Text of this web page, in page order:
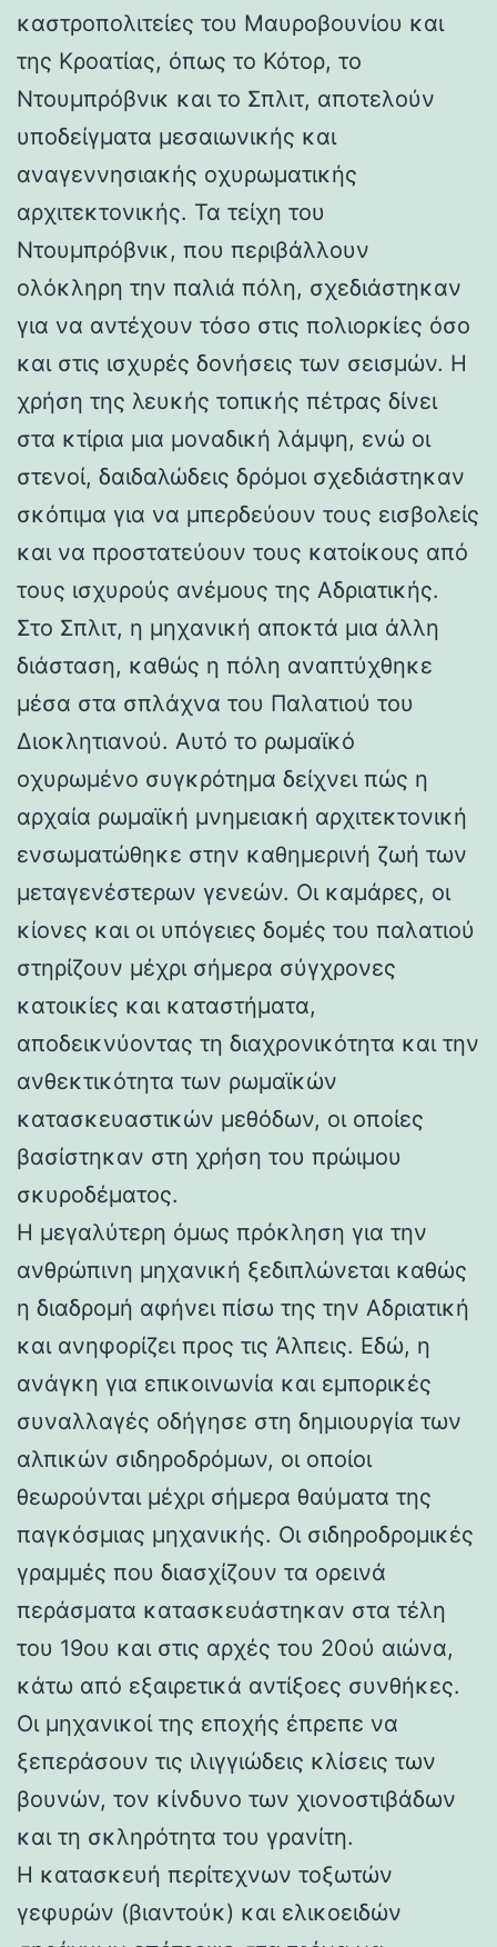
καστροπολιτείες του Μαυροβουνίου και
της Κροατίας, όπως το Κότορ, το
Ντουμπρόβνικ και το Σπλιτ, αποτελούν
υποδείγματα μεσαιωνικής και
αναγεννησιακής οχυρωματικής
αρχιτεκτονικής. Τα τείχη του
Ντουμπρόβνικ, που περιβάλλουν
ολόκληρη την παλιά πόλη, σχεδιάστηκαν
για να αντέχουν τόσο στις πολιορκίες όσο
και στις ισχυρές δονήσεις των σεισμών. Η
χρήση της λευκής τοπικής πέτρας δίνει
στα κτίρια μια μοναδική λάμψη, ενώ οι
στενοί, δαιδαλώδεις δρόμοι σχεδιάστηκαν
σκόπιμα για να μπερδεύουν τους εισβολείς
και να προστατεύουν τους κατοίκους από
τους ισχυρούς ανέμους της Αδριατικής.
Στο Σπλιτ, η μηχανική αποκτά μια άλλη
διάσταση, καθώς η πόλη αναπτύχθηκε
μέσα στα σπλάχνα του Παλατιού του
Διοκλητιανού. Αυτό το ρωμαϊκό
οχυρωμένο συγκρότημα δείχνει πώς η
αρχαία ρωμαϊκή μνημειακή αρχιτεκτονική
ενσωματώθηκε στην καθημερινή ζωή των
μεταγενέστερων γενεών. Οι καμάρες, οι
κίονες και οι υπόγειες δομές του παλατιού
στηρίζουν μέχρι σήμερα σύγχρονες
κατοικίες και καταστήματα,
αποδεικνύοντας τη διαχρονικότητα και την
ανθεκτικότητα των ρωμαϊκών
κατασκευαστικών μεθόδων, οι οποίες
βασίστηκαν στη χρήση του πρώιμου
σκυροδέματος.
Η μεγαλύτερη όμως πρόκληση για την
ανθρώπινη μηχανική ξεδιπλώνεται καθώς
η διαδρομή αφήνει πίσω της την Αδριατική
και ανηφορίζει προς τις Άλπεις. Εδώ, η
ανάγκη για επικοινωνία και εμπορικές
συναλλαγές οδήγησε στη δημιουργία των
αλπικών σιδηροδρόμων, οι οποίοι
θεωρούνται μέχρι σήμερα θαύματα της
παγκόσμιας μηχανικής. Οι σιδηροδρομικές
γραμμές που διασχίζουν τα ορεινά
περάσματα κατασκευάστηκαν στα τέλη
του 19ου και στις αρχές του 20ού αιώνα,
κάτω από εξαιρετικά αντίξοες συνθήκες.
Οι μηχανικοί της εποχής έπρεπε να
ξεπεράσουν τις ιλιγγιώδεις κλίσεις των
βουνών, τον κίνδυνο των χιονοστιβάδων
και τη σκληρότητα του γρανίτη.
Η κατασκευή περίτεχνων τοξωτών
γεφυρών (βιαντούκ) και ελικοειδών